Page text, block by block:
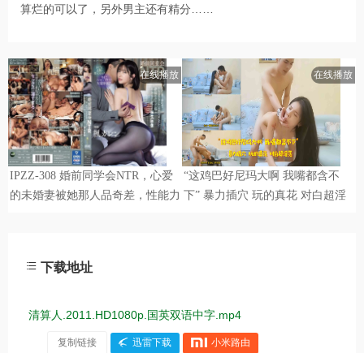
算烂的可以了，另外男主还有精分……
下载地址
清算人.2011.HD1080p.国英双语中字.mp4
复制链接 迅雷下载 小米路由